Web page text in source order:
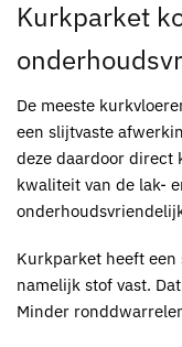
Kurkparket
De meeste
een slijtvaste
deze daardoor direct
kwaliteit van de lak-
Kurkparket heeft
namelijk stof vast.
Minder